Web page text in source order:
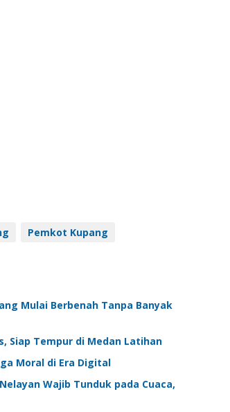
Pemkot Kupang
Mulai Berbenah Tanpa Banyak
Siap Tempur di Medan Latihan
Moral di Era Digital
Wajib Tunduk pada Cuaca,